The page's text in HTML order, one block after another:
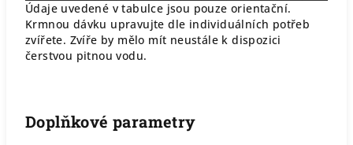
Údaje uvedené v tabulce jsou pouze orientační.
Krmnou dávku upravujte dle individuálních potřeb
zvířete. Zvíře by mělo mít neustále k dispozici
čerstvou pitnou vodu.
Doplňkové parametry